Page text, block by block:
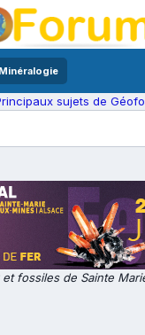
sujets de
fossiles de Sainte